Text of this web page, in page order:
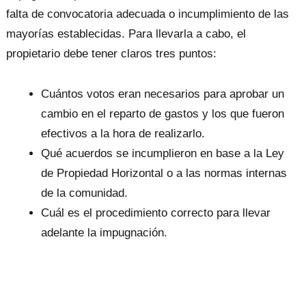
falta de convocatoria adecuada o incumplimiento de las
mayorías establecidas. Para llevarla a cabo, el
propietario debe tener claros tres puntos:
Cuántos votos eran necesarios para aprobar un
cambio en el reparto de gastos y los que fueron
efectivos a la hora de realizarlo.
Qué acuerdos se incumplieron en base a la Ley
de Propiedad Horizontal o a las normas internas
de la comunidad.
Cuál es el procedimiento correcto para llevar
adelante la impugnación.